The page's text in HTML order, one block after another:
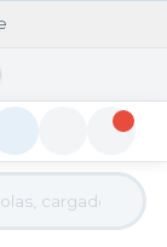
Acceso distribuidor